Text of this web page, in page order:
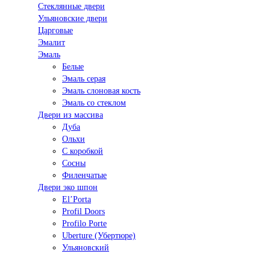
Стеклянные двери
Ульяновские двери
Царговые
Эмалит
Эмаль
Белые
Эмаль серая
Эмаль слоновая кость
Эмаль со стеклом
Двери из массива
Дуба
Ольхи
С коробкой
Сосны
Филенчатые
Двери эко шпон
El’Porta
Profil Doors
Profilo Porte
Uberture (Убертюре)
Ульяновский